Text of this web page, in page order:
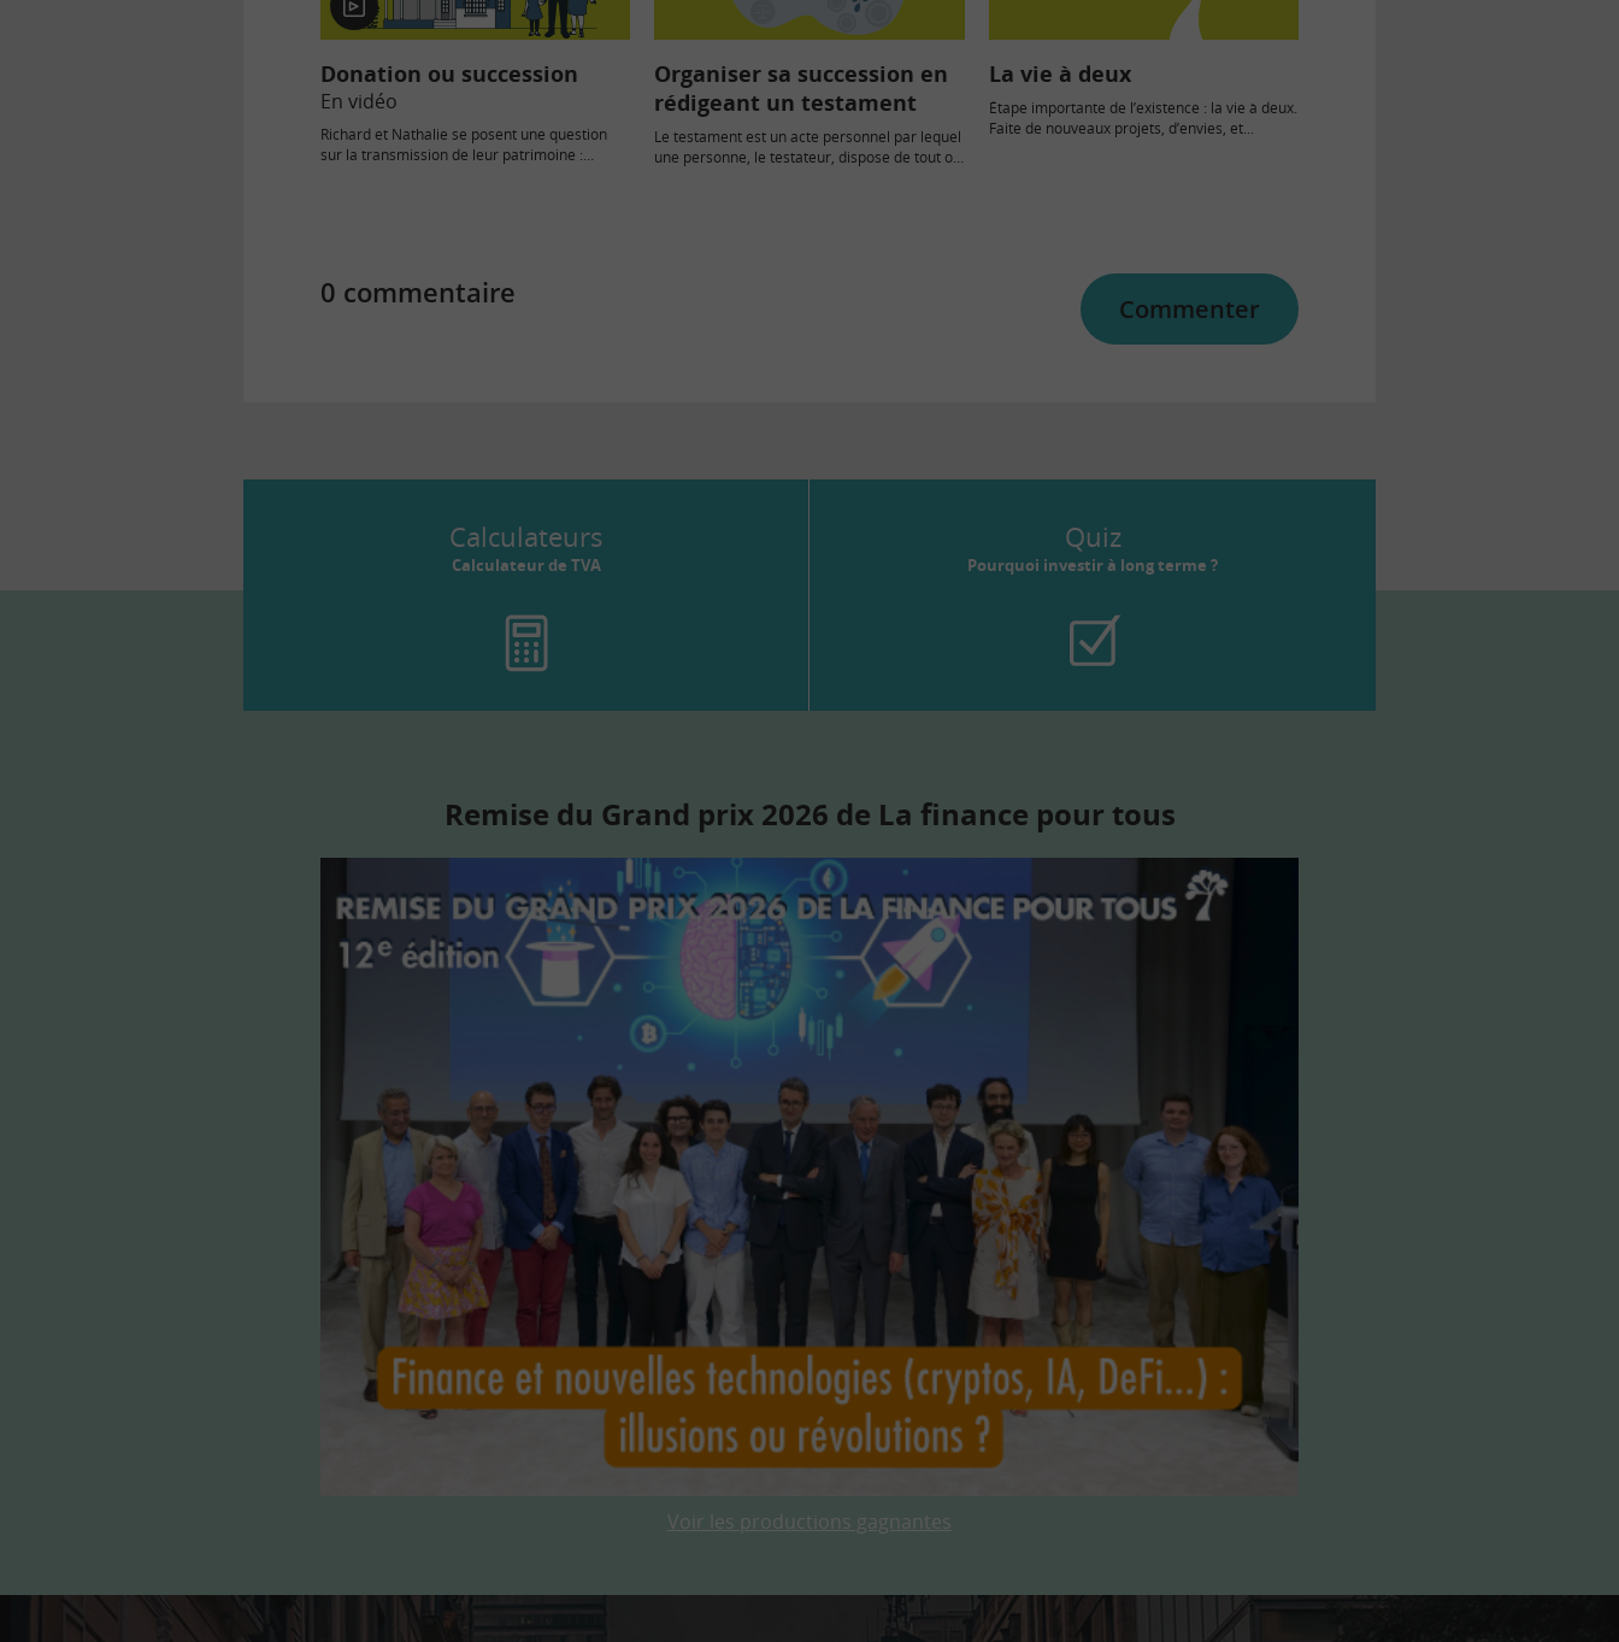
En
vidéo
Donation ou succession
En vidéo
Richard et Nathalie se posent une question
sur la transmission de leur patrimoine :
Organiser sa succession en
rédigeant un testament
Le testament est un acte personnel par lequel
une personne, le testateur, dispose de tout ou
La vie à deux
Étape importante de l’existence : la vie à deux.
Faite de nouveaux projets, d’envies, et...
0 commentaire Commenter
Calculateurs
Calculateur de TVA
Quiz
Pourquoi investir à long terme ?
Remise du Grand prix 2026 de La finance pour tous
Voir les productions gagnantes